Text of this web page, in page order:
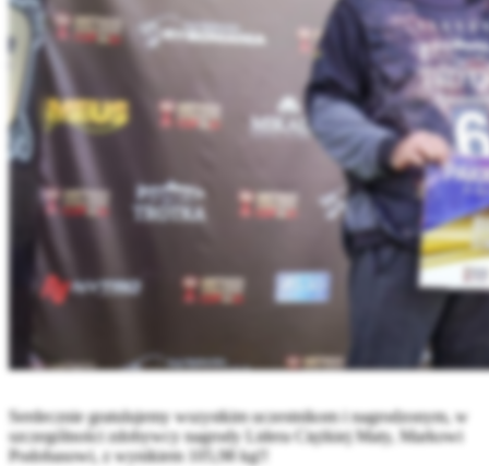
Serdecznie gratulujemy wszystkim uczestnikom i nagrodzonym, w
szczególności zdobywcy nagrody Lidera Ciężkiej Maty, Markowi
Podobasowi, z wynikiem 105,98 kg!!